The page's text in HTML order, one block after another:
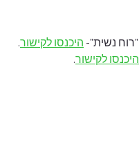
היכנסו לקישור.
היכנסו לקישור.